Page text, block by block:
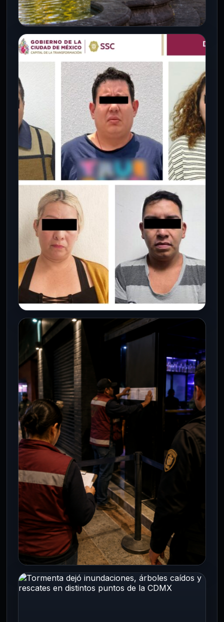
CDMX
La primera Utopía de Coyoacán
abre sus puertas: así será el nuevo
espacio gratuito con alberca
olímpica, servicios médicos y
6 Ago 2026
La Ciudad de México sumará un nuevo
espacio dedicado al bienestar, el deporte
y la cultura con la…
CDMX
Golpe a red de fraude financiero:
suman 15 detenidos por desvío de
40 millones de pesos
6 Ago 2026
Ciudad de México.– Autoridades de la
Ciudad de México y del Estado de México
informaron la detención de…
CDMX
Negocios nocturnos bajo la lupa: